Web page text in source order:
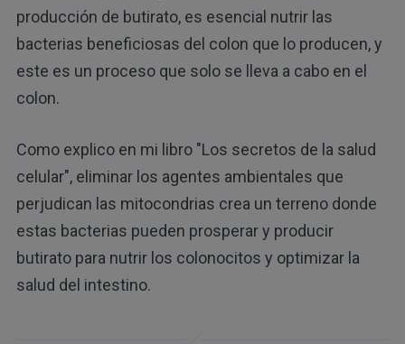
producción de butirato, es esencial nutrir las
bacterias beneficiosas del colon que lo producen, y
este es un proceso que solo se lleva a cabo en el
colon.
Como explico en mi libro "Los secretos de la salud
celular", eliminar los agentes ambientales que
perjudican las mitocondrias crea un terreno donde
estas bacterias pueden prosperar y producir
butirato para nutrir los colonocitos y optimizar la
salud del intestino.